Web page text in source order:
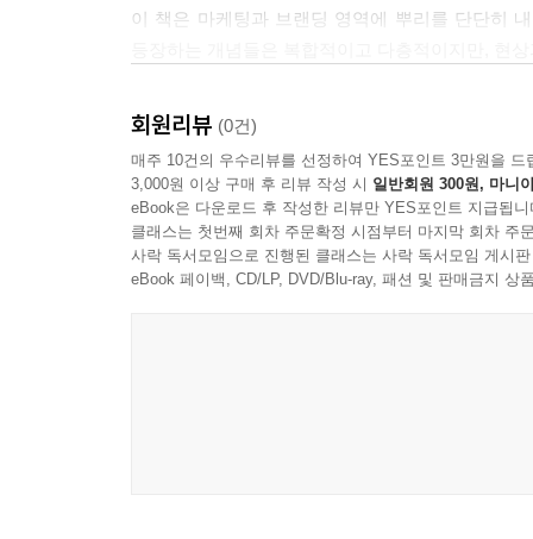
이 책은 마케팅과 브랜딩 영역에 뿌리를 단단히
직관적이면서 체계적인 분석으로 밑그림을 그린
책장이 쉽게 넘어가고, 각종 용어 사용도 친절하
저자의 분석처럼, 좋든 싫든 우리는 모두 고객과
고민의 방향성을 두고 갈피를 잡으려는 이들에게
- 배수정 (암웨이 대표)
마켓은 쉬지 않고 끊임없이 변화한다. 당연히
회원리뷰 (0건)
매주 10건의 우수리뷰를 선정하여 YES포인트 3만원을 드
3,000원 이상 구매 후 리뷰 작성 시 일반회원 300원, 마니
eBook은 다운로드 후 작성한 리뷰만 YES포인트 지급됩니
클래스는 첫번째 회차 주문확정 시점부터 마지막 회차 주
사락 독서모임으로 진행된 클래스는 사락 독서모임 게시
eBook 페이백, CD/LP, DVD/Blu-ray, 패션 및 판매금지 상